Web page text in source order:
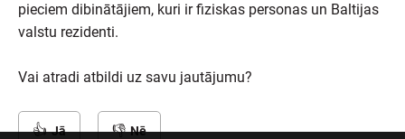
pieciem dibinātājiem, kuri ir fiziskas personas un Baltijas
valstu rezidenti.
Vai atradi atbildi uz savu jautājumu?
Jā Nē